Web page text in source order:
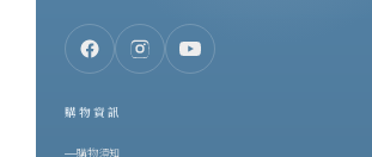
酵程度，再經中度焙火。因此它同時擁有兩種
蘊，與紅茶般的醇厚甘甜。茶湯呈琥珀橙紅，
購物資訊
購物須知